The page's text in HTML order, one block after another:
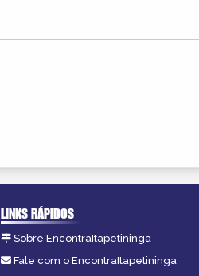
LINKS RÁPIDOS
Sobre EncontraItapetininga
Fale com o EncontraItapetininga